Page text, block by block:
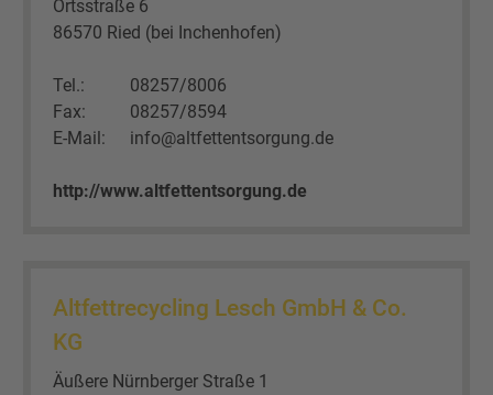
Ortsstraße 6
86570 Ried (bei Inchenhofen)
Tel.:
08257/8006
Fax:
08257/8594
E-Mail:
info@altfettentsorgung.de
http://www.altfettentsorgung.de
Altfettrecycling Lesch GmbH & Co.
KG
Äußere Nürnberger Straße 1